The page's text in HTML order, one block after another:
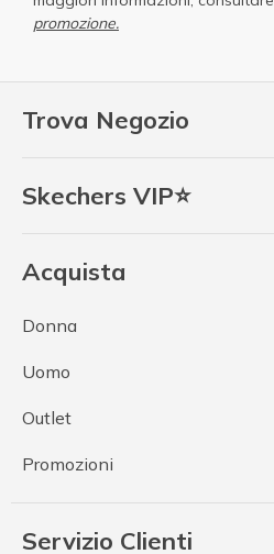
Trova Negozio
Skechers VIP⭐
Acquista
Donna
Uomo
Outlet
Promozioni
Servizio Clienti
promozione.